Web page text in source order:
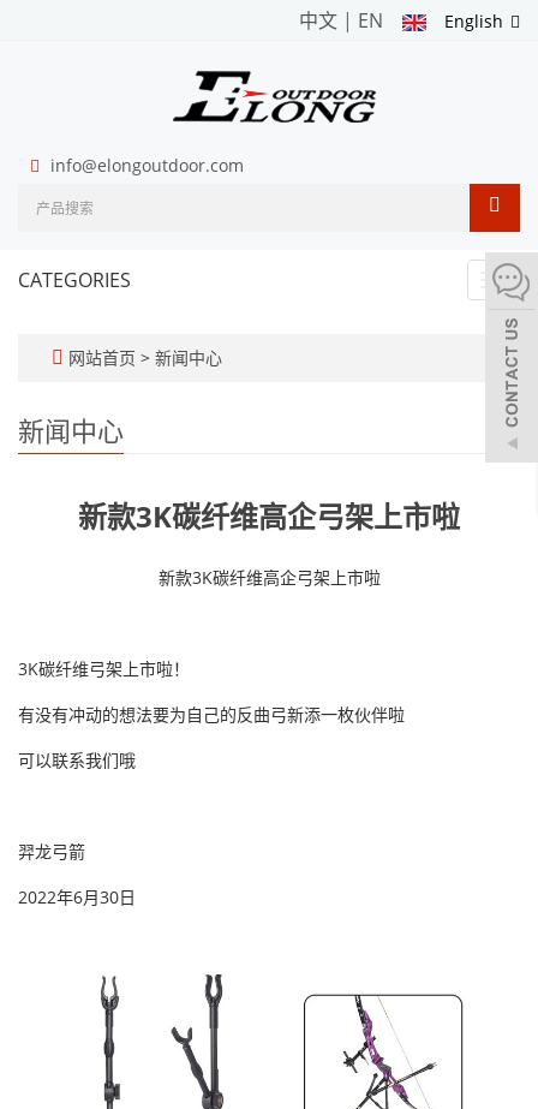
English
中文 | EN
info@elongoutdoor.com
CATEGORIES
网站首页 > 新闻中心
新闻中心
新款3K碳纤维高企弓架上市啦
新款3K碳纤维高企弓架上市啦
3K碳纤维弓架上市啦！
有没有冲动的想法要为自己的反曲弓新添一枚伙伴啦
可以联系我们哦
羿龙弓箭
2022年6月30日